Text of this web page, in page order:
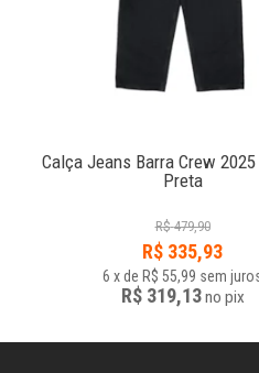
Calça Jeans Barra Crew
Preta
R$ 479,90
R$ 335,93
6 xde R$ 55,99 sem
R$ 319,13no pix